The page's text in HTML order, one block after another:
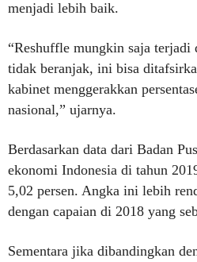
menjadi lebih baik.
“Reshuffle mungkin saja terjadi
tidak beranjak, ini bisa
kabinet menggerakkan
nasional,” ujarnya.
Berdasarkan data dari Badan
ekonomi Indonesia di tahun
5,02 persen. Angka ini lebih
dengan capaian di 2018 yang
Sementara jika dibandingkan